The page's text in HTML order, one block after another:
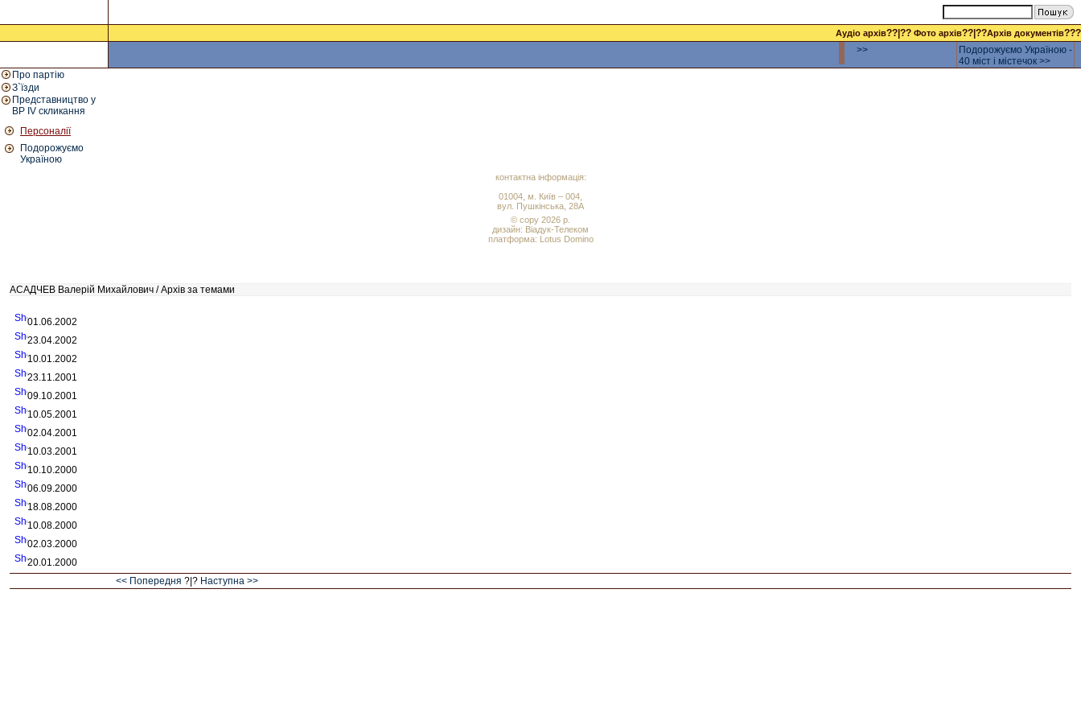
Аудіо архів??|?? Фото архів??|??Архів документів???
>>
Подорожуємо Україною -
40 міст і містечок >>
Про партію
З`їзди
Представництво у
ВР IV скликання
Персоналії
Подорожуємо
Україною
контактна інформація:
01004, м. Київ – 004,
вул. Пушкінська, 28А
© copy 2026 р.
дизайн: Віадук-Телеком
платформа: Lotus Domino
АСАДЧЕВ Валерій Михайлович / Архів за темами
01.06.2002
23.04.2002
10.01.2002
23.11.2001
09.10.2001
10.05.2001
02.04.2001
10.03.2001
10.10.2000
06.09.2000
18.08.2000
10.08.2000
02.03.2000
20.01.2000
<< Попередня ?|? Наступна >>